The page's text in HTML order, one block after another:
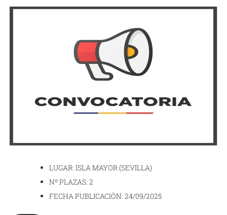
LUGAR: ISLA MAYOR (SEVILLA)
Nº PLAZAS: 2
FECHA PUBLICACIÓN: 24/09/2025